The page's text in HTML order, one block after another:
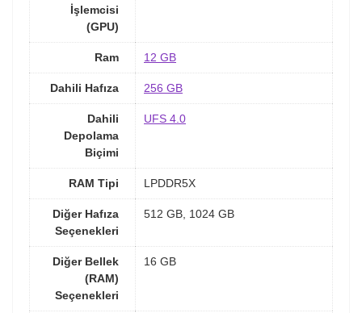
İşlemcisi
(GPU)
Ram 12 GB
Dahili Hafıza 256 GB
Dahili
Depolama
Biçimi
UFS 4.0
RAM Tipi LPDDR5X
Diğer Hafıza
Seçenekleri
512 GB, 1024 GB
Diğer Bellek
(RAM)
Seçenekleri
16 GB